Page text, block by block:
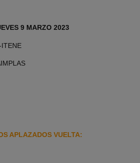
9 MARZO 2023
APLAZADOS VUELTA: